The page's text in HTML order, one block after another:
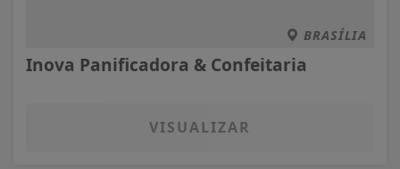
BRASÍLIA
Inova Panificadora & Confeitaria
VISUALIZAR